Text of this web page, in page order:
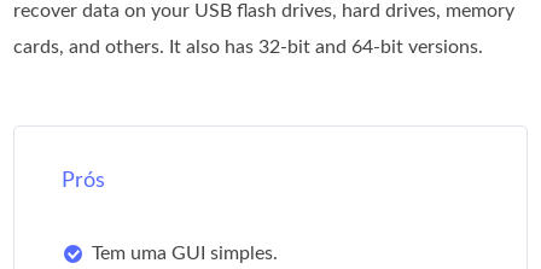
recover data on your USB flash drives, hard drives, memory
cards, and others. It also has 32-bit and 64-bit versions.
Prós
Tem uma GUI simples.